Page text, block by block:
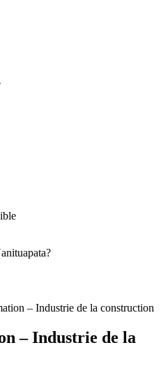
– Industrie de la construction
– Industrie de la